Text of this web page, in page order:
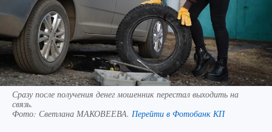
Сразу после получения денег мошенник перестал выходить на
связь.
Фото: Светлана МАКОВЕЕВА. Перейти в Фотобанк КП